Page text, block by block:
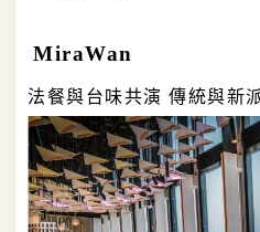
MiraWan
法餐與台味共演 傳統與新